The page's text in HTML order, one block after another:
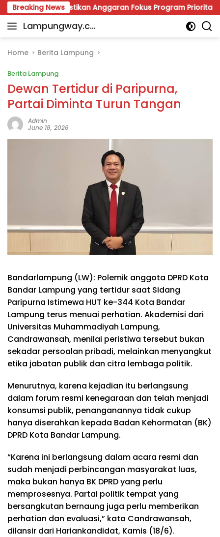
Skip
to
content
Breaking News
Giri Pastikan Anggaran Fokus Program Prioritas
Lampungway.co
Portal
Daerah
Terpercaya
dan
Terupdate
Home Berita Lampung
Berita Lampung
Dewan Tertidur di Paripurna,
Partai Diminta Turun Tangan
Admin
June 18, 2026
Bandarlampung (LW): Polemik anggota DPRD Kota
Bandar Lampung yang tertidur saat Sidang
Paripurna Istimewa HUT ke-344 Kota Bandar
Lampung terus menuai perhatian. Akademisi dari
Universitas Muhammadiyah Lampung,
Candrawansah, menilai peristiwa tersebut bukan
sekadar persoalan pribadi, melainkan menyangkut
etika jabatan publik dan citra lembaga politik.
Menurutnya, karena kejadian itu berlangsung
dalam forum resmi kenegaraan dan telah menjadi
konsumsi publik, penanganannya tidak cukup
hanya diserahkan kepada Badan Kehormatan (BK)
DPRD Kota Bandar Lampung.
“Karena ini berlangsung dalam acara resmi dan
sudah menjadi perbincangan masyarakat luas,
maka bukan hanya BK DPRD yang perlu
memprosesnya. Partai politik tempat yang
bersangkutan bernaung juga perlu memberikan
perhatian dan evaluasi,” kata Candrawansah,
dilansir dari Hariankandidat, Kamis (18/6).